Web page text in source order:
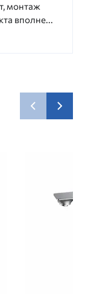
монтаж
вполне...